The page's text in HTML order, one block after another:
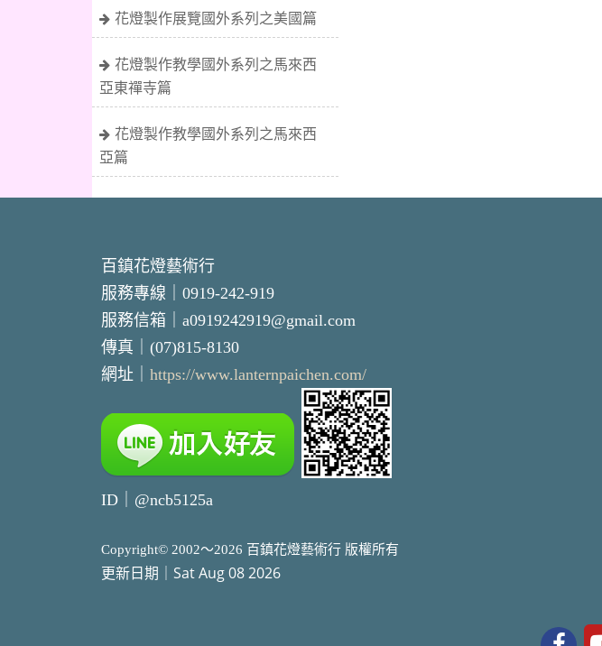
花燈製作展覽國外系列之美國篇
花燈製作教學國外系列之馬來西
亞東禪寺篇
花燈製作教學國外系列之馬來西
亞篇
百鎮花燈藝術行
服務專線｜0919-242-919
服務信箱｜a0919242919@gmail.com
傳真｜(07)815-8130
網址｜ https://www.lanternpaichen.com/
ID｜@ncb5125a
Copyright© 2002～2026 百鎮花燈藝術行 版權所有
更新日期｜Sat Aug 08 2026